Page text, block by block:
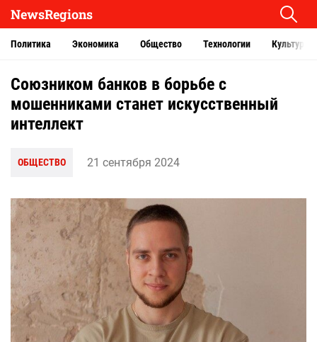
NewsRegions
Политика Экономика Общество Технологии Культура
Союзником банков в борьбе с
мошенниками станет искусственный
интеллект
ОБЩЕСТВО 21 сентября 2024